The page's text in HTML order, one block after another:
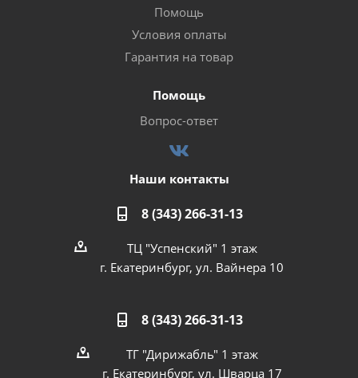
Помощь
Условия оплаты
Гарантия на товар
Помощь
Вопрос-ответ
Наши контакты
8 (343) 266-31-13
ТЦ "Успенский" 1 этаж
г. Екатеринбург, ул. Вайнера 10
8 (343) 266-31-13
ТГ "Дирижабль" 1 этаж
г. Екатеринбург, ул. Шварца 17